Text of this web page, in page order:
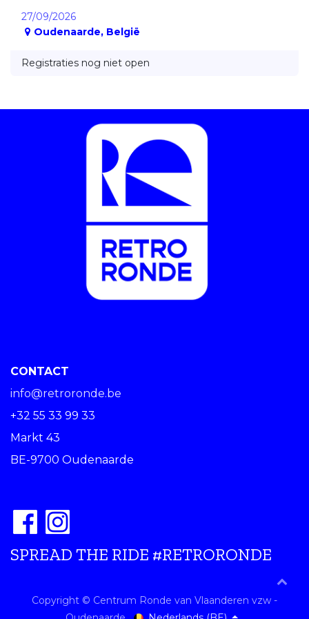
27/09/2026
Oudenaarde, België
Registraties nog niet open
CONTACT
info@retroronde.be
+32 55 33 99 33
Markt 43
BE-9700 Oudenaarde
SPREAD THE RIDE #RETRORONDE
Copyright © Centrum Ronde van Vlaanderen vzw -